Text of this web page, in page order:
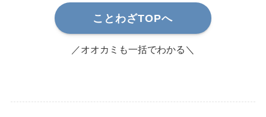
ことわざTOPへ
／オオカミも一括でわかる＼